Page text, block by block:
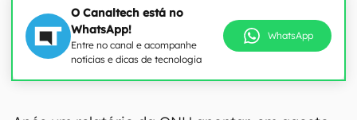
O Canaltech está no
WhatsApp!
Entre no canal e acompanhe
notícias e dicas de tecnologia
WhatsApp